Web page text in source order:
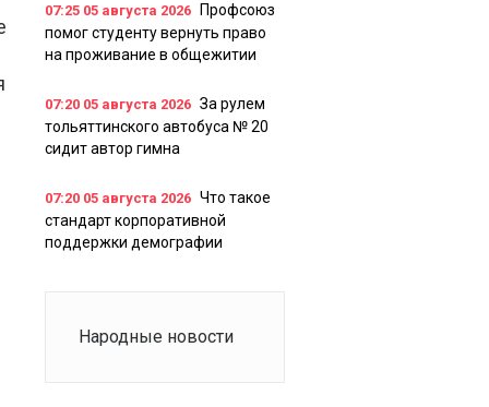
07:25 05 августа 2026
Профсоюз
помог студенту вернуть право
на проживание в общежитии
07:20 05 августа 2026 За рулем
тольяттинского автобуса № 20
сидит автор гимна
07:20 05 августа 2026 Что такое
стандарт корпоративной
поддержки демографии
Народные новости